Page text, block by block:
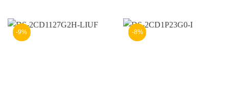
3.410.000 ₫.
-9% -8%